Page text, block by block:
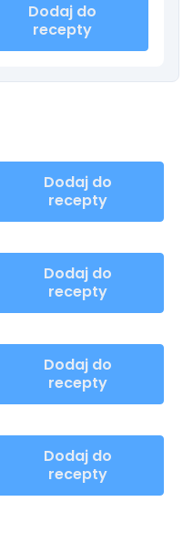
Dodaj do
recepty
Dodaj do
recepty
Dodaj do
recepty
Dodaj do
recepty
Dodaj do
recepty